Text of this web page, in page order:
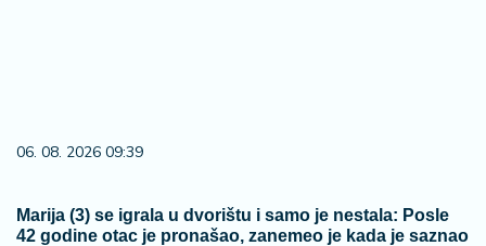
06. 08. 2026 09:39
Marija (3) se igrala u dvorištu i samo je nestala: Posle
42 godine otac je pronašao, zanemeo je kada je saznao